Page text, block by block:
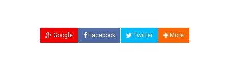
Google Facebook Twitter More